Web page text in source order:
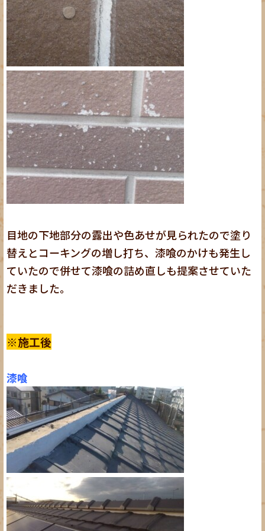
目地の下地部分の露出や色あせが見られたので塗り
替えとコーキングの増し打ち、漆喰のかけも発生し
ていたので併せて漆喰の詰め直しも提案させていた
だきました。
※施工後
漆喰